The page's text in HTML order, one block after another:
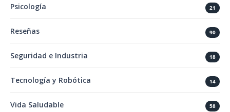
Psicología 21
Reseñas 90
Seguridad e Industria 18
Tecnología y Robótica 14
Vida Saludable 58